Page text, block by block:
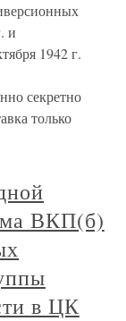
и
1942 г.
секретно
только
ВКП(б)
в ЦК